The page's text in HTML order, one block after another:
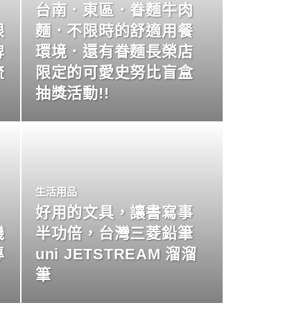
台南．東區．眷麵牛肉
麵．不限時的舒適用餐
環境．還有眷麵長榮店
限定的可愛史努比盲盒
抽獎活動!!
生活用品
好用的文具，讓書寫事
半功倍，台灣三菱鉛筆
uni JETSTREAM 溜溜
筆